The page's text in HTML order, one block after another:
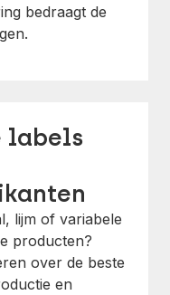
bedraagt de
labels
lijm of variabele
producten?
over de beste
en